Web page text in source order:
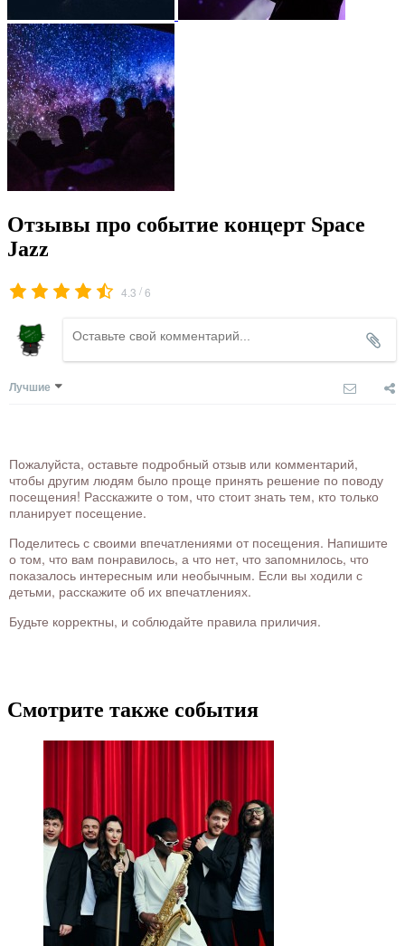
Отзывы про событие концерт Space
Jazz
4.3 /6
Лучшие
Пожалуйста, оставьте подробный отзыв или комментарий,
чтобы другим людям было проще принять решение по поводу
посещения! Расскажите о том, что стоит знать тем, кто только
планирует посещение.
Поделитесь с своими впечатлениями от посещения. Напишите
о том, что вам понравилось, а что нет, что запомнилось, что
показалось интересным или необычным. Если вы ходили с
детьми, расскажите об их впечатлениях.
Будьте корректны, и соблюдайте правила приличия.
Смотрите также события